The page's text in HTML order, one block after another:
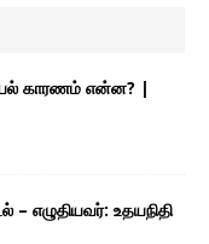
காரணம் என்ன? |
– எழுதியவர்: உதயநிதி